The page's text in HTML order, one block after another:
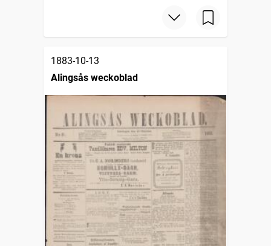
1883-10-13
Alingsås weckoblad